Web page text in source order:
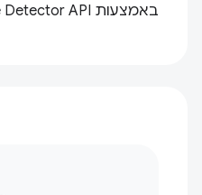
באמצעות Language Detector API.